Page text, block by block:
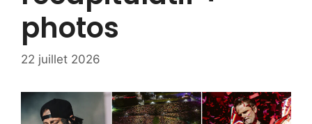
photos
22 juillet 2026